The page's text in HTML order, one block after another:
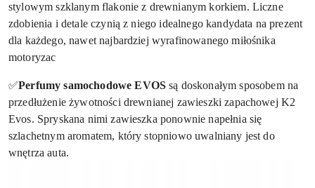
stylowym szklanym flakonie z drewnianym korkiem. Liczne
zdobienia i detale czynią z niego idealnego kandydata na prezent
dla każdego, nawet najbardziej wyrafinowanego miłośnika
motoryzac
✅Perfumy samochodowe EVOS są doskonałym sposobem na
przedłużenie żywotności drewnianej zawieszki zapachowej K2
Evos. Spryskana nimi zawieszka ponownie napełnia się
szlachetnym aromatem, który stopniowo uwalniany jest do
wnętrza auta.